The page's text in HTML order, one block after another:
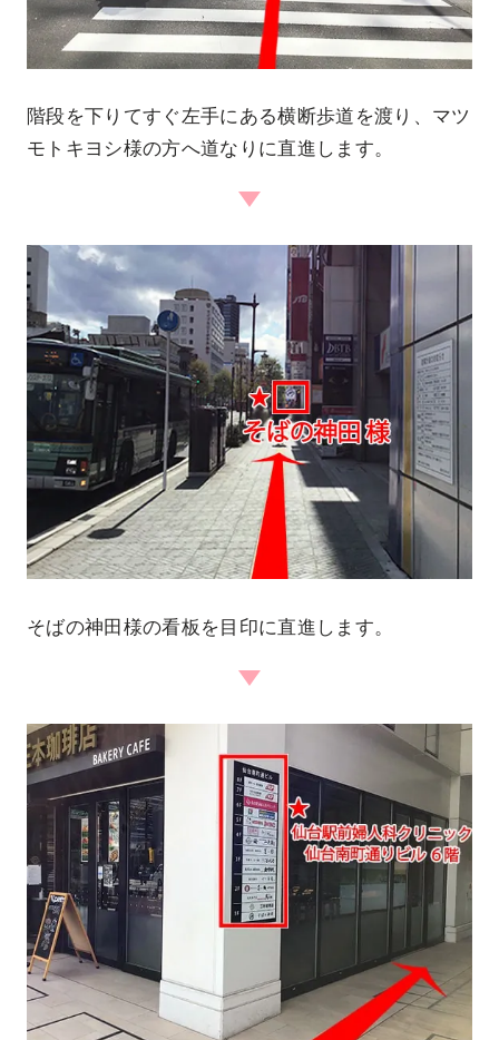
階段を下りてすぐ左手にある横断歩道を渡り、マツ
モトキヨシ様の方へ道なりに直進します。
そばの神田様の看板を目印に直進します。